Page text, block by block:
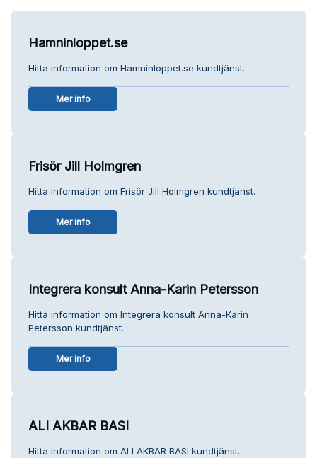
Hamninloppet.se
Hitta information om Hamninloppet.se kundtjänst.
Mer info
Frisör Jill Holmgren
Hitta information om Frisör Jill Holmgren kundtjänst.
Mer info
Integrera konsult Anna-Karin Petersson
Hitta information om Integrera konsult Anna-Karin
Petersson kundtjänst.
Mer info
ALI AKBAR BASI
Hitta information om ALI AKBAR BASI kundtjänst.